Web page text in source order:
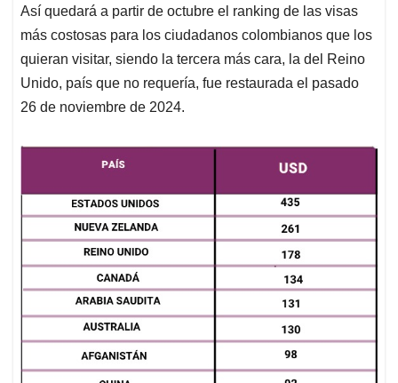
Así quedará a partir de octubre el ranking de las visas
más costosas para los ciudadanos colombianos que los
quieran visitar, siendo la tercera más cara, la del Reino
Unido, país que no requería, fue restaurada el pasado
26 de noviembre de 2024.